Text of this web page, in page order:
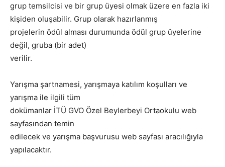
grup temsilcisi ve bir grup üyesi olmak üzere en fazla iki
kişiden oluşabilir. Grup olarak hazırlanmış
projelerin ödül alması durumunda ödül grup üyelerine
değil, gruba (bir adet)
verilir.
Yarışma şartnamesi, yarışmaya katılım koşulları ve
yarışma ile ilgili tüm
dokümanlar İTÜ GVO Özel Beylerbeyi Ortaokulu web
sayfasından temin
edilecek ve yarışma başvurusu web sayfası aracılığıyla
yapılacaktır.